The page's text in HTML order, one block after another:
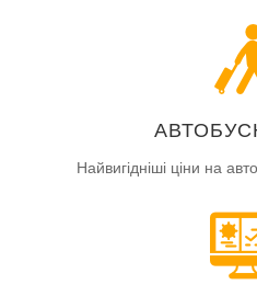
Найвигідніші ціни на